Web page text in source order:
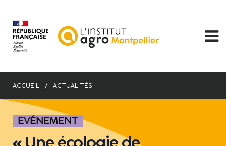
contenu
principal
ACCUEIL ACTUALITÉS
EVÉNEMENT